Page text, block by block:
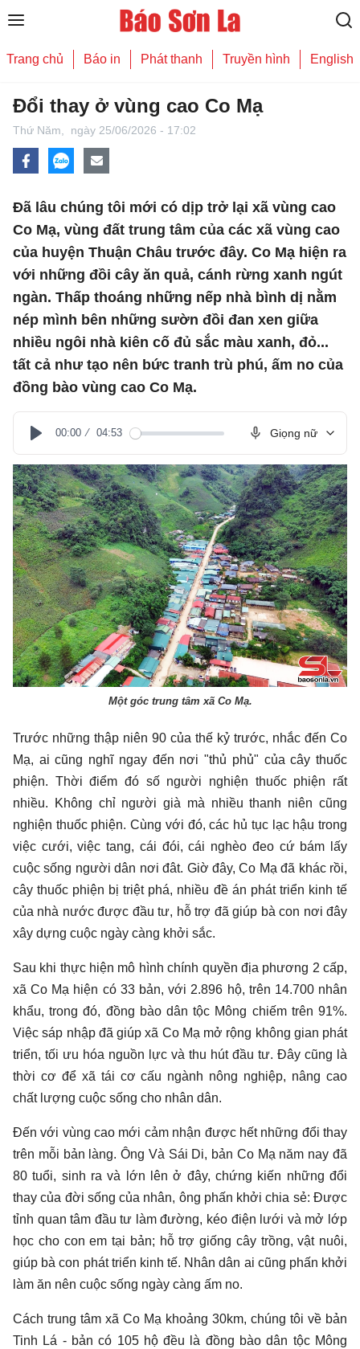
Trang chủ Báo in Phát thanh Truyền hình English
Đổi thay ở vùng cao Co Mạ
Thứ Năm, ngày 25/06/2026 - 17:02
Đã lâu chúng tôi mới có dịp trở lại xã vùng cao
Co Mạ, vùng đất trung tâm của các xã vùng cao
của huyện Thuận Châu trước đây. Co Mạ hiện ra
với những đồi cây ăn quả, cánh rừng xanh ngút
ngàn. Thấp thoáng những nếp nhà bình dị nằm
nép mình bên những sườn đồi đan xen giữa
nhiều ngôi nhà kiên cố đủ sắc màu xanh, đỏ...
tất cả như tạo nên bức tranh trù phú, ấm no của
đồng bào vùng cao Co Mạ.
Play
00:00 04:53 Giọng nữ
Một góc trung tâm xã Co Mạ.
Trước những thập niên 90 của thế kỷ trước, nhắc đến Co
Mạ, ai cũng nghĩ ngay đến nơi "thủ phủ" của cây thuốc
phiện. Thời điểm đó số người nghiện thuốc phiện rất
nhiều. Không chỉ người già mà nhiều thanh niên cũng
nghiện thuốc phiện. Cùng với đó, các hủ tục lạc hậu trong
việc cưới, việc tang, cái đói, cái nghèo đeo cứ bám lấy
cuộc sống người dân nơi đât. Giờ đây, Co Mạ đã khác rồi,
cây thuốc phiện bị triệt phá, nhiều đề án phát triển kinh tế
của nhà nước được đầu tư, hỗ trợ đã giúp bà con nơi đây
xây dựng cuộc ngày càng khởi sắc.
Sau khi thực hiện mô hình chính quyền địa phương 2 cấp,
xã Co Mạ hiện có 33 bản, với 2.896 hộ, trên 14.700 nhân
khẩu, trong đó, đồng bào dân tộc Mông chiếm trên 91%.
Việc sáp nhập đã giúp xã Co Mạ mở rộng không gian phát
triển, tối ưu hóa nguồn lực và thu hút đầu tư. Đây cũng là
thời cơ để xã tái cơ cấu ngành nông nghiệp, nâng cao
chất lượng cuộc sống cho nhân dân.
Đến với vùng cao mới cảm nhận được hết những đổi thay
trên mỗi bản làng. Ông Và Sái Di, bản Co Mạ năm nay đã
80 tuổi, sinh ra và lớn lên ở đây, chứng kiến những đổi
thay của đời sống của nhân, ông phấn khởi chia sẻ: Được
tỉnh quan tâm đầu tư làm đường, kéo điện lưới và mở lớp
học cho con em tại bản; hỗ trợ giống cây trồng, vật nuôi,
giúp bà con phát triển kinh tế. Nhân dân ai cũng phấn khởi
làm ăn nên cuộc sống ngày càng ấm no.
Cách trung tâm xã Co Mạ khoảng 30km, chúng tôi về bản
Tinh Lá - bản có 105 hộ đều là đồng bào dân tộc Mông